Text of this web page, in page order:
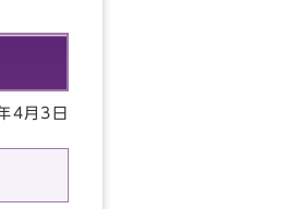
4月3日